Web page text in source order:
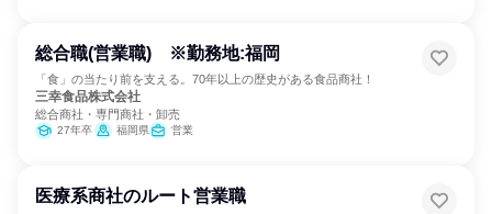
総合職(営業職) ※勤務地:福岡
「食」の当たり前を支える。70年以上の歴史がある食品商社！
三幸食品株式会社
総合商社・専門商社・卸売
27年卒 福岡県 営業
医療系商社のルート営業職